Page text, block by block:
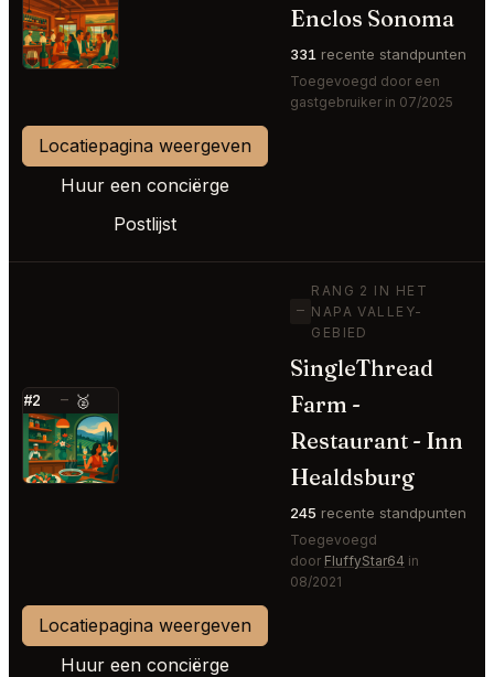
⭐ Enclos Sonoma
331 recente standpunten
Toegevoegd door een
gastgebruiker in 07/2025
Locatiepagina weergeven
Huur een conciërge
Postlijst
#2 — 🥈
⭐
—
RANG 2 IN HET
NAPA VALLEY-
GEBIED
SingleThread
Farm -
Restaurant - Inn
Healdsburg
245 recente standpunten
Toegevoegd
door FluffyStar64 in
08/2021
Locatiepagina weergeven
Huur een conciërge